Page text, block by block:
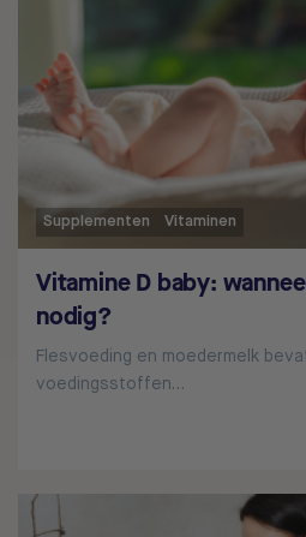
Supplementen Vitaminen
Vitamine D baby:
nodig?
Flesvoeding en moedermelk
voedingsstoffen…